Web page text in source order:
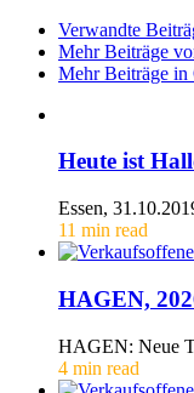
Verwandte
Mehr Beiträge
Mehr Beiträge in
Heute ist
Essen,
11 min read
HAGEN,
HAGEN: Neue
4 min read